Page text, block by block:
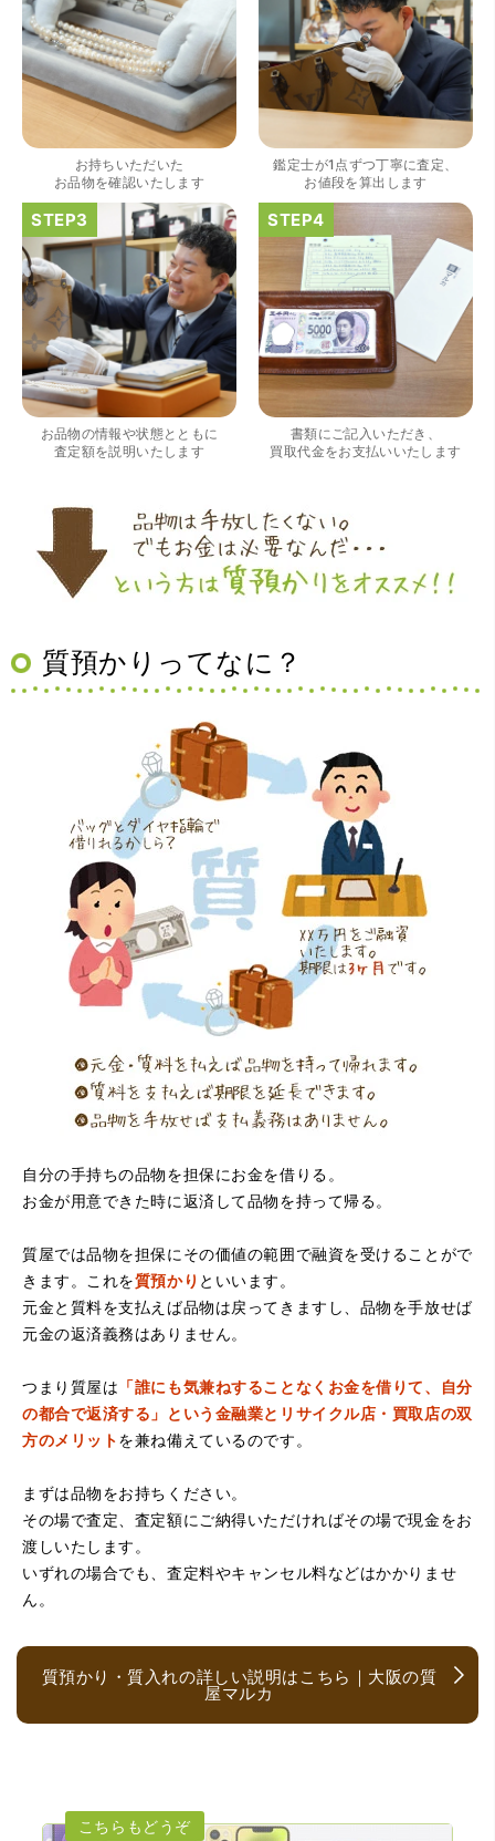
（大阪府大阪市）きれいにして頂いたうえで質入れ金額を
出していただいたのが初めてで感動しました。
（大阪府大阪市）すごく丁寧に対応して頂きました。 ホー
ムページの皆様の評価がとても良かったので、質屋自体初
めての利用でしたが、対応して頂きました担当の方もすご
く良かったです。 これから質屋をご利用される方は是非オ
ススメです。
やすくとても良い時間になりました!!満足出来る買取です。
本当に有難う御座います!!
（大阪府寝屋川市）質屋さんは初めてて不安でしたが、他
店買い取りより高く思っていた以上の金額で大満足です。
説明もわかりやすく、優しい話し方の対応でとても良かっ
たです。
（大阪府堺市）電話対応の時からとても感じが良くて来店
でお世話になろうと思いました。ありがとうございまし
た。
（京都府亀岡市）他店舗にも行きましたが、対応の方があ
まりお売りしたくないと思ったので、やめました。こちら
は電話対応からも誠実な印象でしたので、こちらでお売り
しようと思っておりました。この度はありがとうございま
す。
（大阪府大阪市）とても宝石に詳しく、また中古市場の仕
組みもお教えいただけ嬉しかったです。鑑別も素早く驚き
お持ちいただいた
お品物を確認いたします
鑑定士が1点ずつ丁寧に査定、
お値段を算出します
お品物の情報や状態とともに
査定額を説明いたします
書類にご記入いただき、
買取代金をお支払いいたします
質預かりってなに？
自分の手持ちの品物を担保にお金を借りる。
お金が用意できた時に返済して品物を持って帰る。
質屋では品物を担保にその価値の範囲で融資を受けることがで
きます。これを質預かり といいます。
元金と質料を支払えば品物は戻ってきますし、品物を手放せば
元金の返済義務はありません。
つまり質屋は 「誰にも気兼ねすることなくお金を借りて、自分
の都合で返済する」という金融業とリサイクル店・買取店の双
方のメリットを兼ね備えているのです。
まずは品物をお持ちください。
その場で査定、査定額にご納得いただければその場で現金をお
渡しいたします。
いずれの場合でも、査定料やキャンセル料などはかかりませ
ん。
質預かり・質入れの詳しい説明はこちら｜大阪の質
屋マルカ